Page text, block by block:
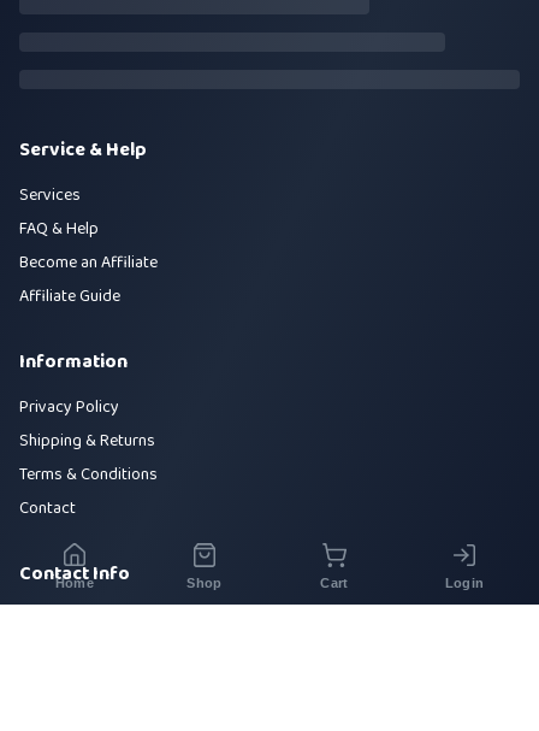
Service & Help
Services
FAQ & Help
Become an Affiliate
Affiliate Guide
Information
Privacy Policy
Shipping & Returns
Terms & Conditions
Contact
Contact Info
Home Shop Cart Login